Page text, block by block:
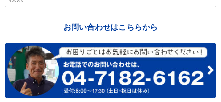
索:
お問い合わせはこちらから